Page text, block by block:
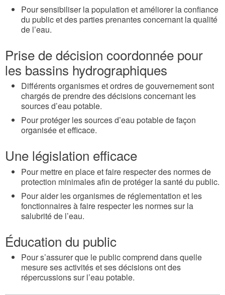
Pour sensibiliser la population et améliorer la confiance
du public et des parties prenantes concernant la qualité
de l’eau.
Prise de décision coordonnée pour
les bassins hydrographiques
Différents organismes et ordres de gouvernement sont
chargés de prendre des décisions concernant les
sources d’eau potable.
Pour protéger les sources d’eau potable de façon
organisée et efficace.
Une législation efficace
Pour mettre en place et faire respecter des normes de
protection minimales afin de protéger la santé du public.
Pour aider les organismes de réglementation et les
fonctionnaires à faire respecter les normes sur la
salubrité de l’eau.
Éducation du public
Pour s’assurer que le public comprend dans quelle
mesure ses activités et ses décisions ont des
répercussions sur l’eau potable.